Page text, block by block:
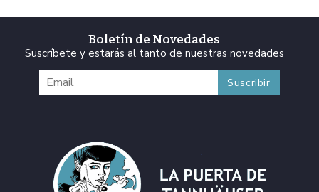
Boletín de Novedades
Suscríbete y estarás al tanto de nuestras novedades